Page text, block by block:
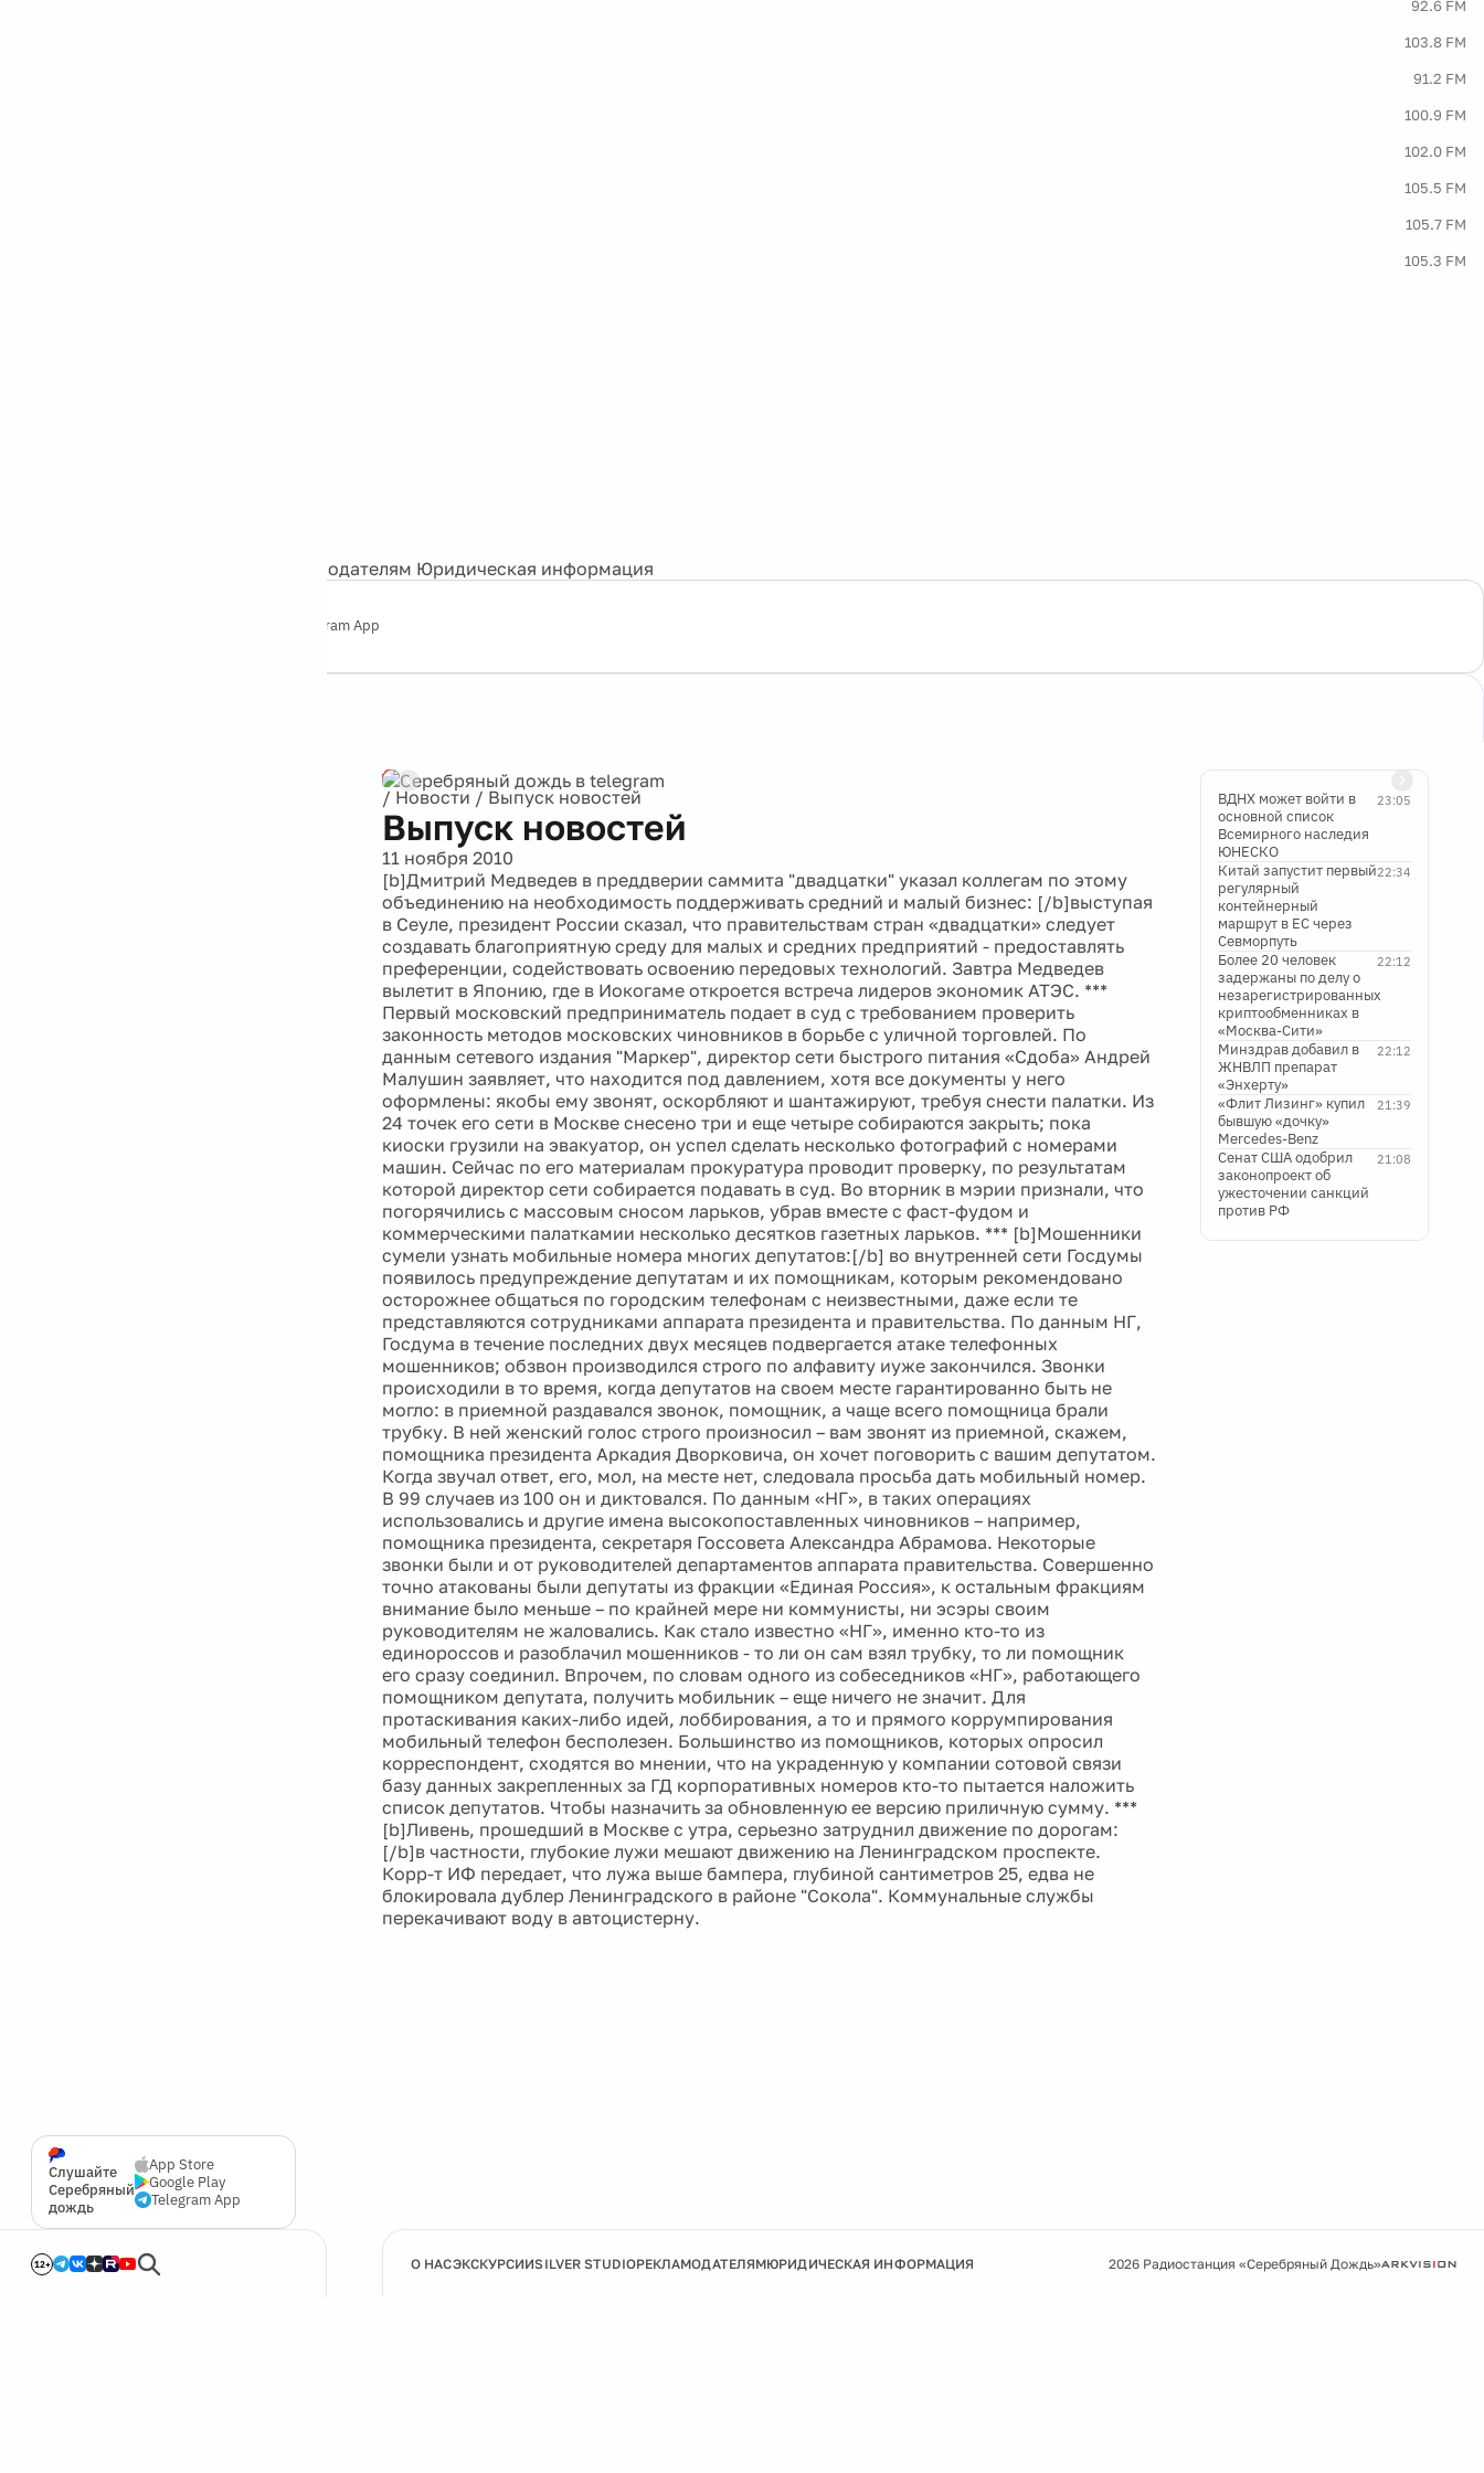
92.6 FM
103.8 FM
91.2 FM
100.9 FM
102.0 FM
105.5 FM
105.7 FM
105.3 FM
Рекламодателям Юридическая информация
Telegram App
Слушайте
Серебряный
дождь
App Store
Google Play
Telegram App
12+
/ Новости / Выпуск новостей
Выпуск новостей
11 ноября 2010
[b]Дмитрий Медведев в преддверии саммита "двадцатки" указал коллегам по этому
объединению на необходимость поддерживать средний и малый бизнес: [/b]выступая
в Сеуле, президент России сказал, что правительствам стран «двадцатки» следует
создавать благоприятную среду для малых и средних предприятий - предоставлять
преференции, содействовать освоению передовых технологий. Завтра Медведев
вылетит в Японию, где в Иокогаме откроется встреча лидеров экономик АТЭС. ***
Первый московский предприниматель подает в суд с требованием проверить
законность методов московских чиновников в борьбе с уличной торговлей. По
данным сетевого издания "Маркер", директор сети быстрого питания «Сдоба» Андрей
Малушин заявляет, что находится под давлением, хотя все документы у него
оформлены: якобы ему звонят, оскорбляют и шантажируют, требуя снести палатки. Из
24 точек его сети в Москве снесено три и еще четыре собираются закрыть; пока
киоски грузили на эвакуатор, он успел сделать несколько фотографий с номерами
машин. Сейчас по его материалам прокуратура проводит проверку, по результатам
которой директор сети собирается подавать в суд. Во вторник в мэрии признали, что
погорячились с массовым сносом ларьков, убрав вместе с фаст-фудом и
коммерческими палаткамии несколько десятков газетных ларьков. *** [b]Мошенники
сумели узнать мобильные номера многих депутатов:[/b] во внутренней сети Госдумы
появилось предупреждение депутатам и их помощникам, которым рекомендовано
осторожнее общаться по городским телефонам с неизвестными, даже если те
представляются сотрудниками аппарата президента и правительства. По данным НГ,
Госдума в течение последних двух месяцев подвергается атаке телефонных
мошенников; обзвон производился строго по алфавиту иуже закончился. Звонки
происходили в то время, когда депутатов на своем месте гарантированно быть не
могло: в приемной раздавался звонок, помощник, а чаще всего помощница брали
трубку. В ней женский голос строго произносил – вам звонят из приемной, скажем,
помощника президента Аркадия Дворковича, он хочет поговорить с вашим депутатом.
Когда звучал ответ, его, мол, на месте нет, следовала просьба дать мобильный номер.
В 99 случаев из 100 он и диктовался. По данным «НГ», в таких операциях
использовались и другие имена высокопоставленных чиновников – например,
помощника президента, секретаря Госсовета Александра Абрамова. Некоторые
звонки были и от руководителей департаментов аппарата правительства. Совершенно
точно атакованы были депутаты из фракции «Единая Россия», к остальным фракциям
внимание было меньше – по крайней мере ни коммунисты, ни эсэры своим
руководителям не жаловались. Как стало известно «НГ», именно кто-то из
единороссов и разоблачил мошенников - то ли он сам взял трубку, то ли помощник
его сразу соединил. Впрочем, по словам одного из собеседников «НГ», работающего
помощником депутата, получить мобильник – еще ничего не значит. Для
протаскивания каких-либо идей, лоббирования, а то и прямого коррумпирования
мобильный телефон бесполезен. Большинство из помощников, которых опросил
корреспондент, сходятся во мнении, что на украденную у компании сотовой связи
базу данных закрепленных за ГД корпоративных номеров кто-то пытается наложить
список депутатов. Чтобы назначить за обновленную ее версию приличную сумму. ***
[b]Ливень, прошедший в Москве с утра, серьезно затруднил движение по дорогам:
[/b]в частности, глубокие лужи мешают движению на Ленинградском проспекте.
Корр-т ИФ передает, что лужа выше бампера, глубиной сантиметров 25, едва не
блокировала дублер Ленинградского в районе "Сокола". Коммунальные службы
перекачивают воду в автоцистерну.
23:05
ВДНХ может войти в
основной список
Всемирного наследия
ЮНЕСКО
22:34
Китай запустит первый
регулярный
контейнерный
маршрут в ЕС через
Севморпуть
22:12
Более 20 человек
задержаны по делу о
незарегистрированных
криптообменниках в
«Москва-Сити»
22:12
Минздрав добавил в
ЖНВЛП препарат
«Энхерту»
21:39
«Флит Лизинг» купил
бывшую «дочку»
Mercedes-Benz
21:08
Сенат США одобрил
законопроект об
ужесточении санкций
против РФ
О НАСЭКСКУРСИИSILVER STUDIOРЕКЛАМОДАТЕЛЯМЮРИДИЧЕСКАЯ ИНФОРМАЦИЯ 2026 Радиостанция «Серебряный Дождь»